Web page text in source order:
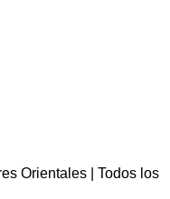
Orientales | Todos los